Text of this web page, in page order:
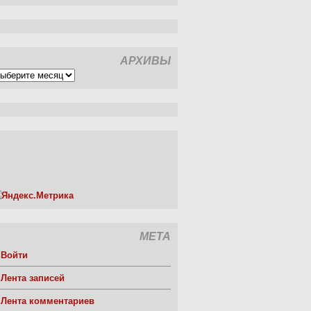
АРХИВЫ
МЕТА
Войти
Лента записей
Лента комментариев